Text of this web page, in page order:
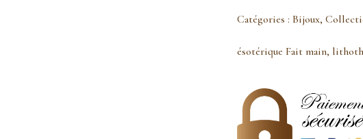
de
Pendentif
de
Catégories : Bijoux,
ésotérique Fait main,